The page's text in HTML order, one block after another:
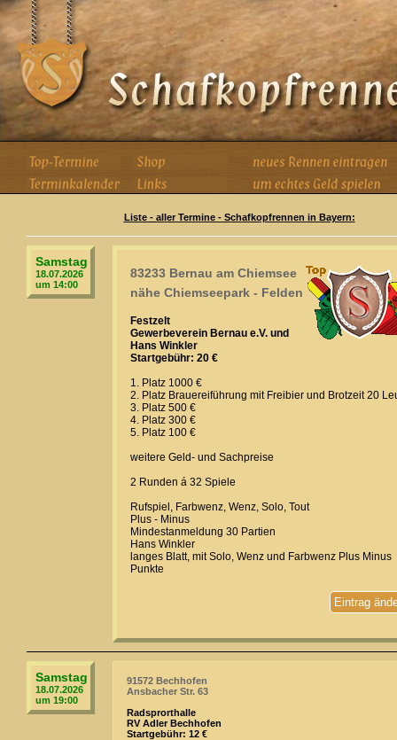
Liste - aller Termine - Schafkopfrennen in Bayern:
Samstag
18.07.2026
um 14:00
83233 Bernau am Chiemsee
nähe Chiemseepark - Felden
Festzelt
Gewerbeverein Bernau e.V. und
Hans Winkler
Startgebühr: 20 €
1. Platz 1000 €
2. Platz Brauereiführung mit Freibier und Brotzeit 20
3. Platz 500 €
4. Platz 300 €
5. Platz 100 €
weitere Geld- und Sachpreise
2 Runden á 32 Spiele
Rufspiel, Farbwenz, Wenz, Solo, Tout
Plus - Minus
Mindestanmeldung 30 Partien
Hans Winkler
langes Blatt, mit Solo, Wenz und Farbwenz Plus Minus
Punkte
Eintrag
Samstag
18.07.2026
um 19:00
91572 Bechhofen
Ansbacher Str. 63
Radsprorthalle
RV Adler Bechhofen
Startgebühr: 12 €